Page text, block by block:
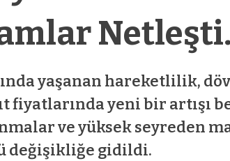
yaşanan hareketlilik,
fiyatlarında yeni bir artışı
ve yüksek seyreden
değişikliğe gidildi.